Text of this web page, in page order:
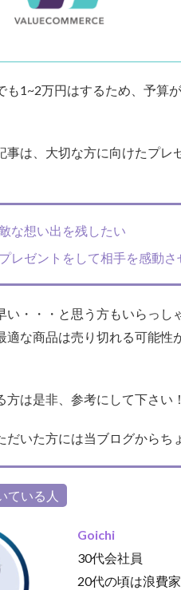
も1~2万円はするため、予算
事は、大切な方に向けたプ
な想い出を残したい
レゼントをして相手を感動さ
い・・・と思う方もいらっ
適な商品は売り切れる可能
方は是非、参考にして下さい！
だいた方には当ブログからち
ている人
Goichi
30代会社員
20代の頃は浪費